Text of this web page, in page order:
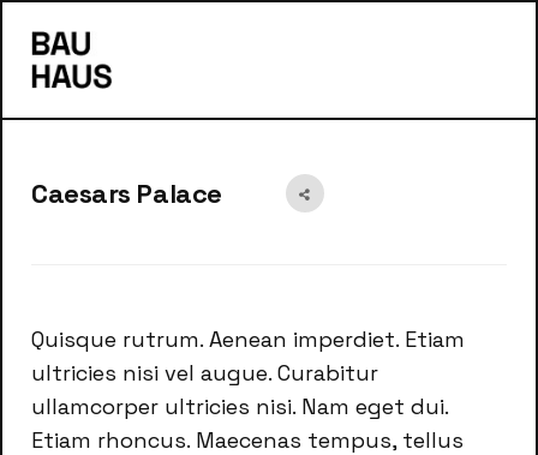
Caesars Palace
Quisque rutrum. Aenean imperdiet. Etiam
ultricies nisi vel augue. Curabitur
ullamcorper ultricies nisi. Nam eget dui.
Etiam rhoncus. Maecenas tempus, tellus